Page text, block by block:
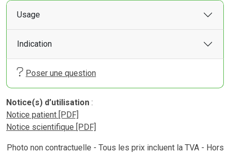
Usage
Indication
Poser une question
Notice(s) d’utilisation :
Notice patient [PDF]
Notice scientifique [PDF]
Photo non contractuelle - Tous les prix incluent la TVA - Hors